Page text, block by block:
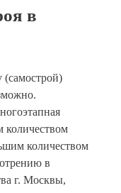
в
(самострой)
количеством
количеством
в
г. Москвы,